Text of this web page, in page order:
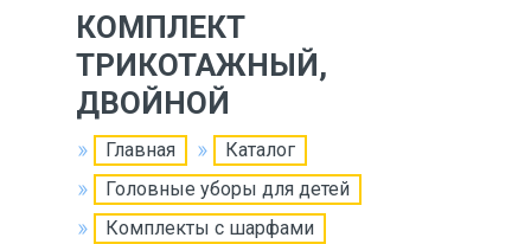
КОМПЛЕКТ
ТРИКОТАЖНЫЙ,
ДВОЙНОЙ
Главная
Каталог
Головные уборы для детей
Комплекты с шарфами